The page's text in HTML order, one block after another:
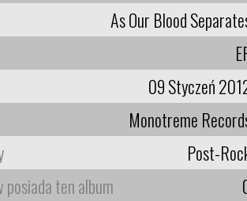
As Our Blood
09 Styczeń
Monotreme
Post-
ten album